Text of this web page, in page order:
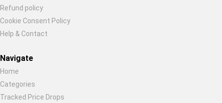
Refund policy
Cookie Consent Policy
Help & Contact
Navigate
Home
Categories
Tracked Price Drops